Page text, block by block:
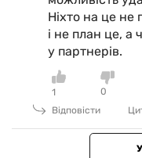
Ніхто на це не
і не план це, а
у партнерів.
1
0
Відповісти